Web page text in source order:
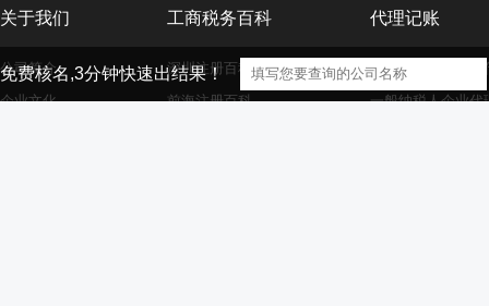
关于我们
公司简介
企业文化
工商税务百科
深圳注册百科
前海注册百科
代理记账
小规模纳税人企业
一般纳税人企业代
免费核名,3分钟快速出结果！